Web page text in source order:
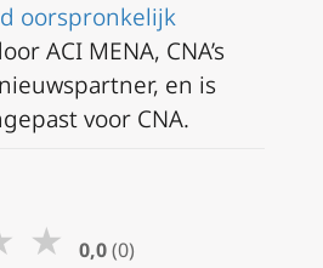
oorspronkelijk
ACI MENA, CNA’s
en is
voor CNA.
★ 0,0 (0)